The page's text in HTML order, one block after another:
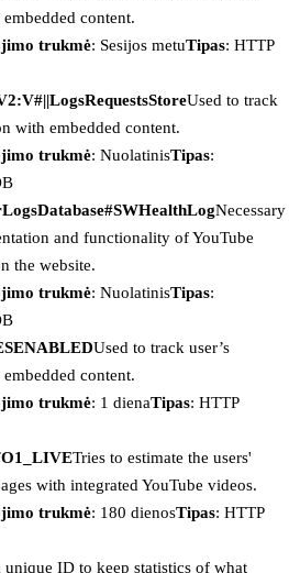
content.
trukmė: Sesijos metuTipas: HTTP
Used to track
with embedded content.
trukmė: NuolatinisTipas:
Necessary
and functionality of YouTube
the website.
trukmė: NuolatinisTipas:
Used to track user’s
content.
trukmė: 1 dienaTipas: HTTP
Tries to estimate the users'
with integrated YouTube videos.
trukmė: 180 dienosTipas: HTTP
unique ID to keep statistics of what